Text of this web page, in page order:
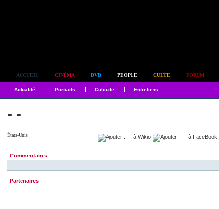
ACCUEIL CINÉMA DVD PEOPLE CULTE FORUM
Actualité Portraits Culculte Entretiens
- -
États-Unis
Commentaires
Partenaires